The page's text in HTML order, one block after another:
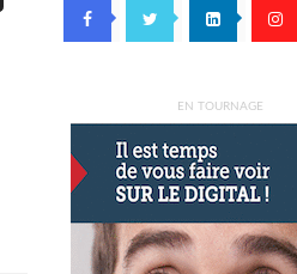
EN TOURNAGE